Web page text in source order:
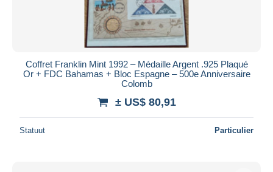
Coffret Franklin Mint 1992 – Médaille Argent .925 Plaqué
Or + FDC Bahamas + Bloc Espagne – 500e Anniversaire
Colomb
± US$ 80,91
Statuut Particulier